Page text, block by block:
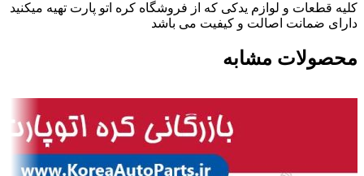
کلیه قطعات و لوازم یدکی که از فروشگاه کره اتو پارت تهیه میکنید
دارای ضمانت اصالت و کیفیت می باشد
محصولات مشابه